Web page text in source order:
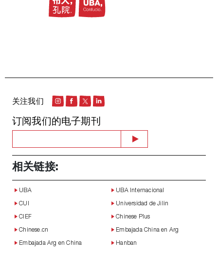
关注我们
订阅我们的电子期刊
相关链接:
UBA UBA Internacional
CUI Universidad de Jilin
CIEF Chinese Plus
Chinese.cn Embajada China en Arg
Embajada Arg en China Hanban